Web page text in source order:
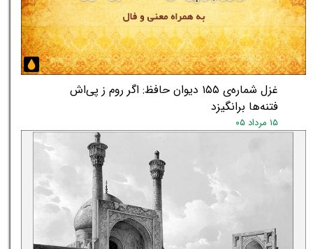
غزل شماره‌ی ۱۵۵ دیوان حافظ: اگر روم ز پی‌اش
فتنه‌ها برانگیزد
۱۵ مرداد ۰۵